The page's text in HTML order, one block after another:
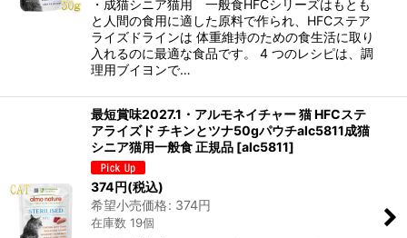
・成猫シニア猫用 一般食HFCシリーズはもとも
と人間の食用に適した原料で作られ、HFCステア
ライズドラインは 体重維持のための食生活に取り
入れるのに最適な食品です。 4 つのレシピは、調
理用ブイヨンで…
最短賞味2027.1・アルモネイチャー 猫 HFCステ
アライズド チキンとツナ50gパウチalc5811成猫
シニア猫用一般食 正規品 [alc5811]
374円(税込)
希望小売価格: 374円
在庫数 19個